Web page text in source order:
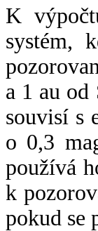
K
systém,
a 1 au
souvisí s
o 0,3
používá
k
pokud se